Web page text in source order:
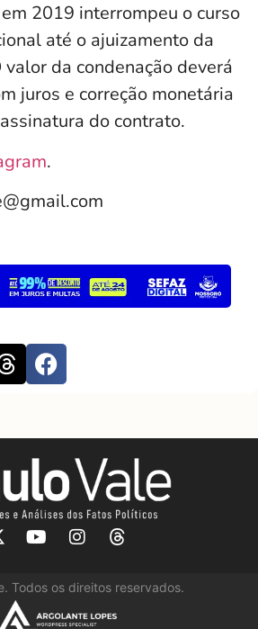
2019 interrompeu o curso
até o ajuizamento da
da condenação deverá
juros e correção monetária
do contrato.
.
Todos os direitos reservados.